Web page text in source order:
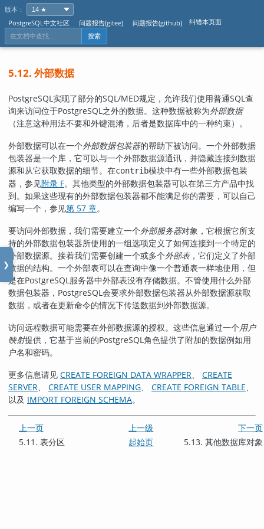
版本：
PostgreSQL中文社区
问题报告(gitee) 问题报告(github) 纠错本页面
搜索
❯
5.12. 外部数据
PostgreSQL实现了部分的SQL/MED规定，允许我们使用普通SQL查
询来访问位于PostgreSQL之外的数据。这种数据被称为外部数据
（注意这种用法不要和外键混淆，后者是数据库中的一种约束）。
外部数据可以在一个外部数据包装器的帮助下被访问。一个外部数据
包装器是一个库，它可以与一个外部数据源通讯，并隐藏连接到数据
源和从它获取数据的细节。在contrib模块中有一些外部数据包装
器，参见附录 F。其他类型的外部数据包装器可以在第三方产品中找
到。如果这些现有的外部数据包装器都不能满足你的需要，可以自己
编写一个，参见第 57 章。
要访问外部数据，我们需要建立一个外部服务器对象，它根据它所支
持的外部数据包装器所使用的一组选项定义了如何连接到一个特定的
外部数据源。接着我们需要创建一个或多个外部表，它们定义了外部
数据的结构。一个外部表可以在查询中像一个普通表一样地使用，但
是在PostgreSQL服务器中外部表没有存储数据。不管使用什么外部
数据包装器， PostgreSQL会要求外部数据包装器从外部数据源获取
数据，或者在更新命令的情况下传送数据到外部数据源。
访问远程数据可能需要在外部数据源的授权。这些信息通过一个用户
映射提供，它基于当前的PostgreSQL角色提供了附加的数据例如用
户名和密码。
更多信息请见 CREATE FOREIGN DATA WRAPPER
CREATE
SERVER
CREATE USER MAPPING CREATE FOREIGN TABLE
以及 IMPORT FOREIGN SCHEMA。
上一页 上一级
下一页
5.11. 表分区
起始页 5.13. 其他数据库对象